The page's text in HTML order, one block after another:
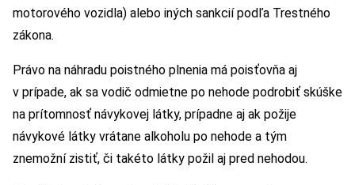
motorového vozidla) alebo iných sankcií podľa Trestného
zákona.
Právo na náhradu poistného plnenia má poisťovňa aj
v prípade, ak sa vodič odmietne po nehode podrobiť skúške
na prítomnosť návykovej látky, prípadne aj ak požije
návykové látky vrátane alkoholu po nehode a tým
znemožní zistiť, či takéto látky požil aj pred nehodou.